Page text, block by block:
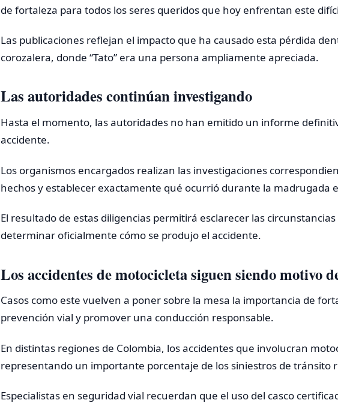
de fortaleza para todos los seres queridos que hoy enfrentan este
Las publicaciones reflejan el impacto que ha causado esta pérdida
corozalera, donde “Tato” era una persona ampliamente apreciada.
Las autoridades continúan investigando
Hasta el momento, las autoridades no han emitido un informe
accidente.
Los organismos encargados realizan las investigaciones
hechos y establecer exactamente qué ocurrió durante la madrugada
El resultado de estas diligencias permitirá esclarecer las
determinar oficialmente cómo se produjo el accidente.
Los accidentes de motocicleta siguen siendo motivo
Casos como este vuelven a poner sobre la mesa la importancia de
prevención vial y promover una conducción responsable.
En distintas regiones de Colombia, los accidentes que involucran
representando un importante porcentaje de los siniestros de tránsito
Especialistas en seguridad vial recuerdan que el uso del casco